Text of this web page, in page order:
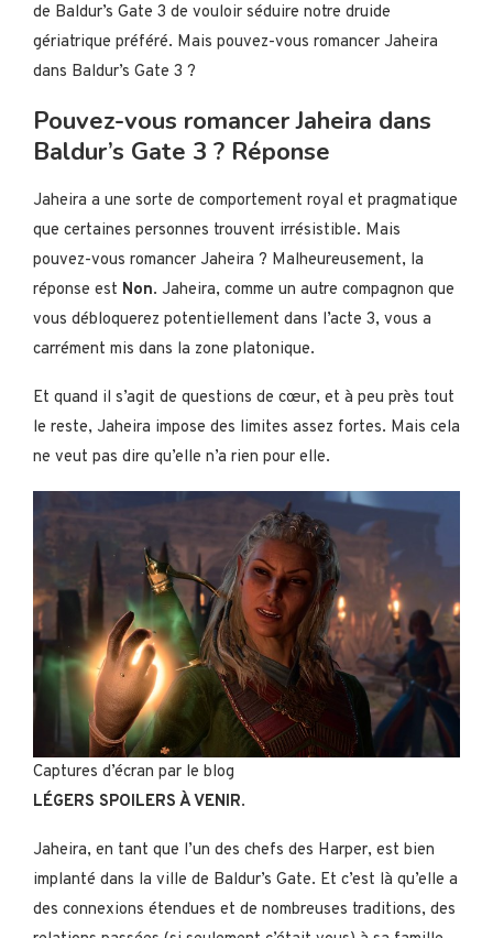
de Baldur’s Gate 3 de vouloir séduire notre druide
gériatrique préféré. Mais pouvez-vous romancer Jaheira
dans Baldur’s Gate 3 ?
Pouvez-vous romancer Jaheira dans
Baldur’s Gate 3 ? Réponse
Jaheira a une sorte de comportement royal et pragmatique
que certaines personnes trouvent irrésistible. Mais
pouvez-vous romancer Jaheira ? Malheureusement, la
réponse est Non. Jaheira, comme un autre compagnon que
vous débloquerez potentiellement dans l’acte 3, vous a
carrément mis dans la zone platonique.
Et quand il s’agit de questions de cœur, et à peu près tout
le reste, Jaheira impose des limites assez fortes. Mais cela
ne veut pas dire qu’elle n’a rien pour elle.
Captures d’écran par le blog
LÉGERS SPOILERS À VENIR.
Jaheira, en tant que l’un des chefs des Harper, est bien
implanté dans la ville de Baldur’s Gate. Et c’est là qu’elle a
des connexions étendues et de nombreuses traditions, des